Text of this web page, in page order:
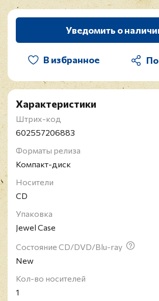
Уведомить о
В избранное
Характеристики
Штрих-код
602557206883
Форматы релиза
Компакт-диск
Носители
CD
Упаковка
Jewel Case
Состояние CD/DVD/Blu-ray
New
Кол-во носителей
1